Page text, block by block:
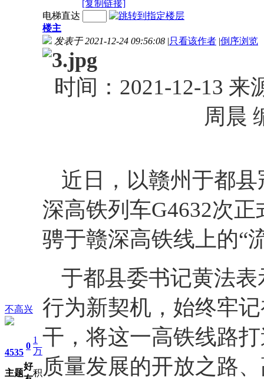
[复制链接]
不高兴
4535
主题
0
好
1
万
积
电梯直达
楼主
发表于 2021-12-24 09:56:08 |只看该作者 |倒序浏览
时间：2021-12-13
周晨
近日，以赣州于都县
深高铁列车G4632次
骋于赣深高铁线上的“
于都县委书记黄法
行为新契机，始终牢
干，将这一高铁线路
质量发展的开放之路